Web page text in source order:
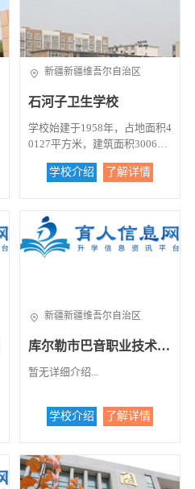
新疆新疆维吾尔自治区
石河子卫生学校
学校始建于1958年，占地面积4
0127平方米，建筑面积30067
平方米，实验室面积1600平方
米。设有护理、解剖、生理、
个实验室。学校开设有护理、
英语护理、社区护理、医学检
验、助产、药剂等6个专业，现
吉克、克尔克孜等多种民族，
其中少数民族的学生占全校在
校学生总数的28%。学校现有
在编教职工89人，专任教师45
校地处祖国西北边陲，位于新
小路151号，学校地理位置优
越，环境优美，是教书育人的
学校介绍 了解详情
新疆新疆维吾尔自治区
库尔勒市巴音职业技术学校
暂无详细介绍...
学校介绍 了解详情